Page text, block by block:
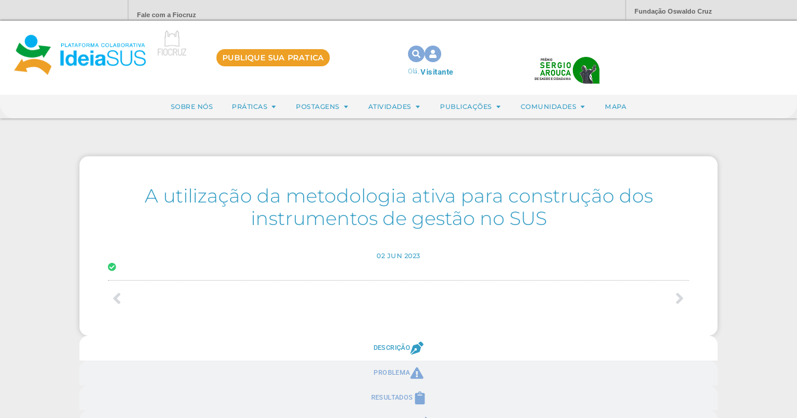
Fale com a Fiocruz Fundação Oswaldo Cruz
PUBLIQUE SUA PRATICA
Olá,Visitante
SOBRE NÓS PRÁTICAS POSTAGENS ATIVIDADES PUBLICAÇÕES COMUNIDADES MAPA
A utilização da metodologia ativa para construção dos
instrumentos de gestão no SUS
02 JUN 2023
DESCRIÇÃO
PROBLEMA
RESULTADOS